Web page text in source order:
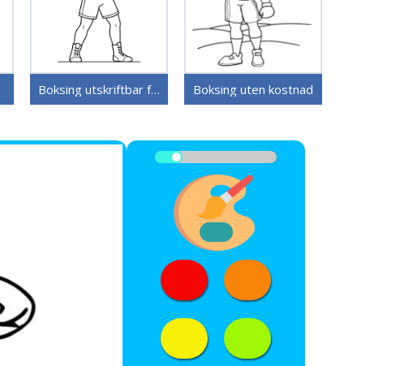
Boksing utskriftbar for barn Boksing uten kostnad